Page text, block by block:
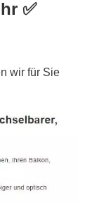
✅
wir für Sie